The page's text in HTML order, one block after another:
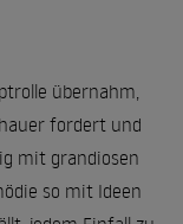
übernahm,
fordert und
mit grandiosen
so mit Ideen